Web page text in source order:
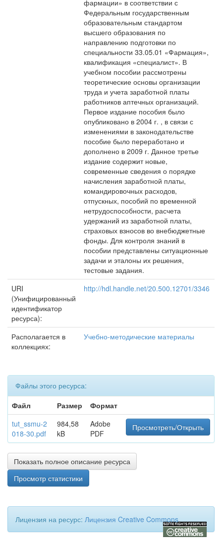
фармации» в соответствии с
Федеральным государственным
образовательным стандартом
высшего образования по
направлению подготовки по
специальности 33.05.01 «Фармация»,
квалификация «специалист». В
учебном пособии рассмотрены
теоретические основы организации
труда и учета заработной платы
работников аптечных организаций.
Первое издание пособия было
опубликовано в 2004 г. , в связи с
изменениями в законодательстве
пособие было переработано и
дополнено в 2009 г. Данное третье
издание содержит новые,
современные сведения о порядке
начисления заработной платы,
командировочных расходов,
отпускных, пособий по временной
нетрудоспособности, расчета
удержаний из заработной платы,
страховых взносов во внебюджетные
фонды. Для контроля знаний в
пособии представлены ситуационные
задачи и эталоны их решения,
тестовые задания.
URI
(Унифицированный
идентификатор
ресурса):
http://hdl.handle.net/20.500.12701/3346
Располагается в
коллекциях:
Учебно-методические материалы
Файлы этого ресурса:
Файл
Размер
Формат
tut_ssmu-2
018-30.pdf
984,58
kB
Adobe
PDF
Просмотреть/Открыть
Показать полное описание ресурса
Просмотр статистики
Лицензия на ресурс: Лицензия Creative Commons